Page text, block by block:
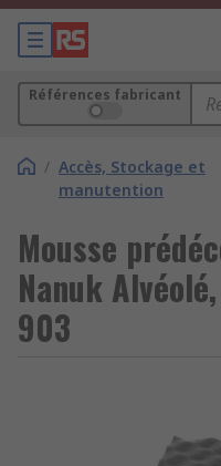
Références fabricant
/ Accès, Stockage et
manutention
Mousse
Nanuk
903